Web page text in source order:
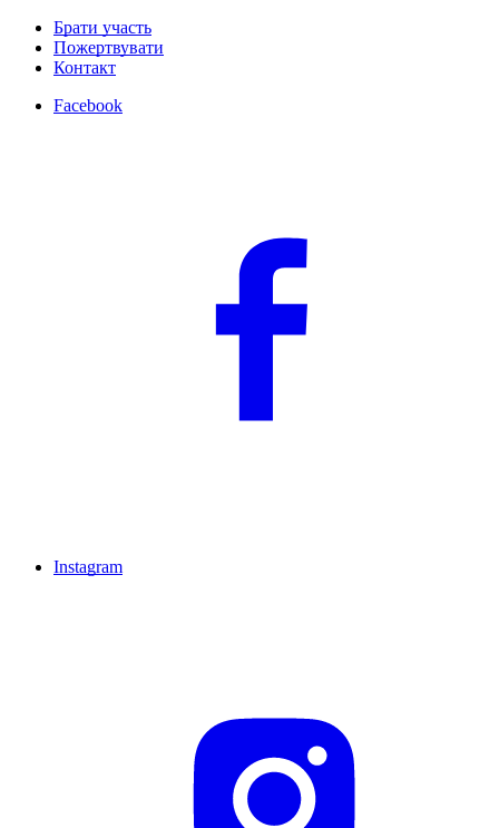
Брати участь
Пожертвувати
Контакт
Facebook
Instagram